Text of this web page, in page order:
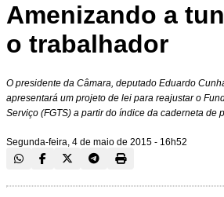
Amenizando a
o trabalhador
O presidente da Câmara, deputado Eduardo
apresentará um projeto de lei para reajustar o
Serviço (FGTS) a partir do índice da caderneta de
Segunda-feira, 4 de maio de 2015 - 16h52